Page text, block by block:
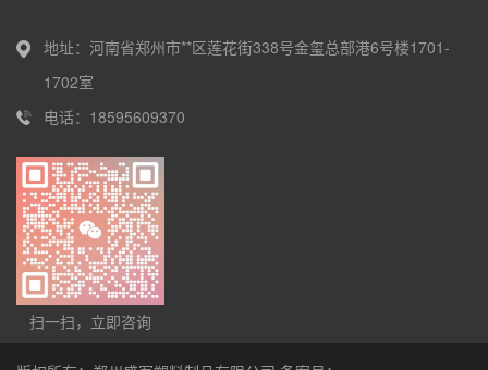
地址：河南省郑州市**区莲花街338号金玺总部港6号楼1701-
1702室
电话：18595609370
扫一扫，立即咨询